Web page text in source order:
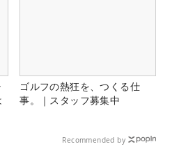
ゴルフの熱狂を、つくる仕
事。｜スタッフ募集中
Recommended by